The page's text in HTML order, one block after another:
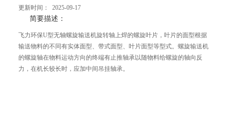
更新时间： 2025-09-17
简要描述：
飞力环保U型无轴螺旋输送机旋转轴上焊的螺旋叶片，叶片的面型根据
输送物料的不同有实体面型、带式面型、叶片面型等型式。螺旋输送机
的螺旋轴在物料运动方向的终端有止推轴承以随物料给螺旋的轴向反
力，在机长较长时，应加中间吊挂轴承。